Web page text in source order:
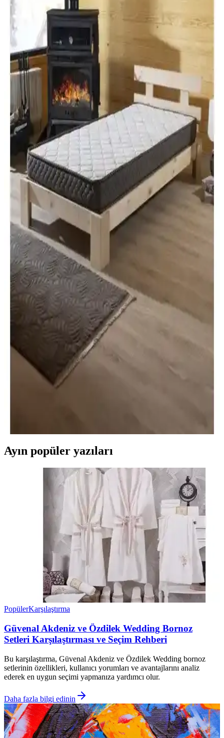
Avocado Armoni 90x190x13 cm ortopedik visco
yatak, katlanabilir ve pratik kullanım
Avocado Armoni yatak, yüksek kaliteli visco malzemesi, katlanabilir
tasarımı ve terletmeyen yüzeyiyle uyku konforunu artırır, küçük
alanlar ve taşımalar için idealdir.
WellMatt Diamond Visco Yatak 9 cm (80x180)
İnceleme: Konfor ve Dayanıklılık Puanı
WellMatt Diamond Visco Yatak, 80x180 cm boyutlarında ve 9 cm
kalınlıkta visco malzeme ile konfor odaklı bir yüzey sunar. 100 DNS
yoğunluk ve kullanıcıların yüksek memnuniyetiyle desteklenen
dayanıklılık ve uyku kalitesi üzerinde durulur.
US. Sleeping Ortopedik Bamboo Visco Yatak:
Modern Tasarım ve Uzun Ömürlü Konfor
US. Sleeping'in ortopedik bamboo visco yatak, ergonomik yapısı ve
dayanıklı malzemeleriyle konforu ve uzun ömürlülüğü bir arada
sunar, bel ve sırt desteği sağlar.
Heyner Hygiene Comfort Bamboo Visco Yatak
50x100 cm: Konfor ve Hijyenin Buluşması
Heyner Hygiene Comfort Bamboo Visco Yatak, bambu kumaşın
antibakteriyel özelliği ve visco katmanıyla vücuda uyum sağlayan
konforu bir arada sunar. Hijyen ve rahatlık arayanlar için ideal bir
seçimdir.
Fom Smith ve Viscofoam Oturma Minderleri
Karşılaştırması: Konfor ve Serinlik Sağlayan
Seçenekler
İki popüler ortopedik oturma minderi olan Fom Smith ve
Viscofoam'un özellikleri, kullanıcı yorumları ve karşılaştırmasıyla,
doğru ürünü seçmek için detaylı bilgi sunuyoruz.
İki Popüler Tek Kişilik Yatak Modelinin Detaylı
Karşılaştırması
Ayın popüler yazıları
PopülerKarşılaştırma
Güvenal Akdeniz ve Özdilek Wedding Bornoz
Setleri Karşılaştırması ve Seçim Rehberi
Bu karşılaştırma, Güvenal Akdeniz ve Özdilek Wedding bornoz
setlerinin özellikleri, kullanıcı yorumları ve avantajlarını analiz
ederek en uygun seçimi yapmanıza yardımcı olur.
Daha fazla bilgi edinin